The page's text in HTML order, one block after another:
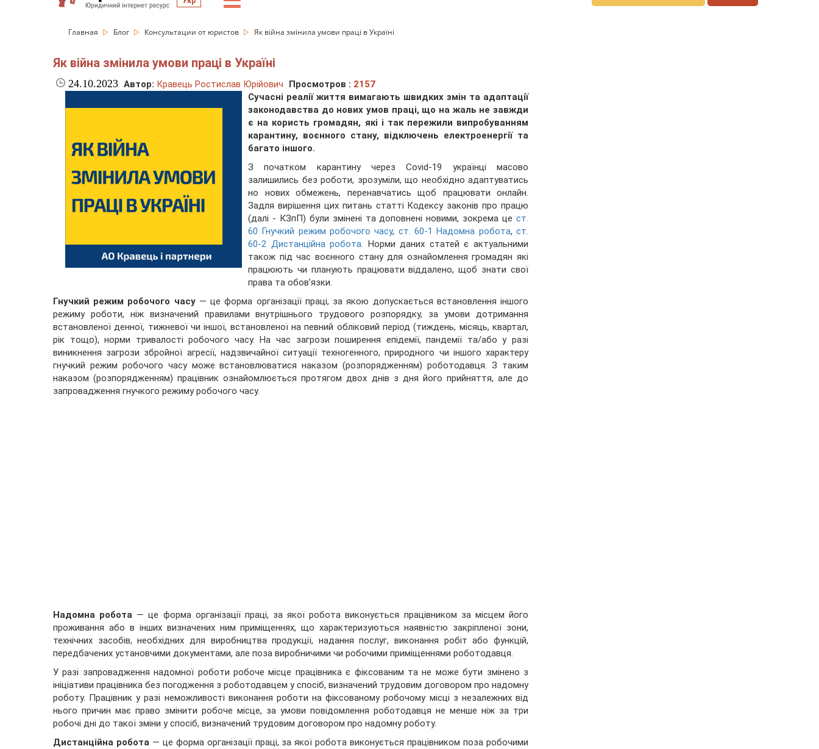
Главная Блог Консультации от юристов Як війна змінила умови праці в Україні
Як війна змінила умови праці в Україні
24.10.2023 Автор: Кравець Ростислав Юрійович Просмотров : 2157
Сучасні реалії життя вимагають швидких змін та адаптації
законодавства до нових умов праці, що на жаль не завжди
є на користь громадян, які і так пережили випробуванням
карантину, воєнного стану, відключень електроенергії та
багато іншого.
З початком карантину через Covid-19 українці масово
залишились без роботи, зрозуміли, що необхідно адаптуватись
но нових обмежень, перенавчатись щоб працювати онлайн.
Задля вирішення цих питань статті Кодексу законів про працю
(далі - КЗпП) були змінені та доповнені новими, зокрема це ст.
60 Гнучкий режим робочого часу, ст. 60-1 Надомна робота,ст.
60-2 Дистанційна робота. Норми даних статей є актуальними
також під час воєнного стану для ознайомлення громадян які
працюють чи планують працювати віддалено, щоб знати свої
права та обов’язки.
Гнучкий режим робочого часу— це форма організації праці, за якою допускається встановлення іншого
режиму роботи, ніж визначений правилами внутрішнього трудового розпорядку, за умови дотримання
встановленої денної, тижневої чи іншої, встановленої на певний обліковий період (тиждень, місяць, квартал,
рік тощо), норми тривалості робочого часу. На час загрози поширення епідемії, пандемії та/або у разі
виникнення загрози збройної агресії, надзвичайної ситуації техногенного, природного чи іншого характеру
гнучкий режим робочого часу може встановлюватися наказом (розпорядженням) роботодавця. З таким
наказом (розпорядженням) працівник ознайомлюється протягом двох днів з дня його прийняття, але до
запровадження гнучкого режиму робочого часу.
Надомна робота — це форма організації праці, за якої робота виконується працівником за місцем його
проживання або в інших визначених ним приміщеннях, що характеризуються наявністю закріпленої зони,
технічних засобів, необхідних для виробництва продукції, надання послуг, виконання робіт або функцій,
передбачених установчими документами, але поза виробничими чи робочими приміщеннями роботодавця.
У разі запровадження надомної роботи робоче місце працівника є фіксованим та не може бути змінено з
ініціативи працівника без погодження з роботодавцем у спосіб, визначений трудовим договором про надомну
роботу. Працівник у разі неможливості виконання роботи на фіксованому робочому місці з незалежних від
нього причин має право змінити робоче місце, за умови повідомлення роботодавця не менше ніж за три
робочі дні до такої зміни у спосіб, визначений трудовим договором про надомну роботу.
Дистанційна робота— це форма організації праці, за якої робота виконується працівником поза робочими